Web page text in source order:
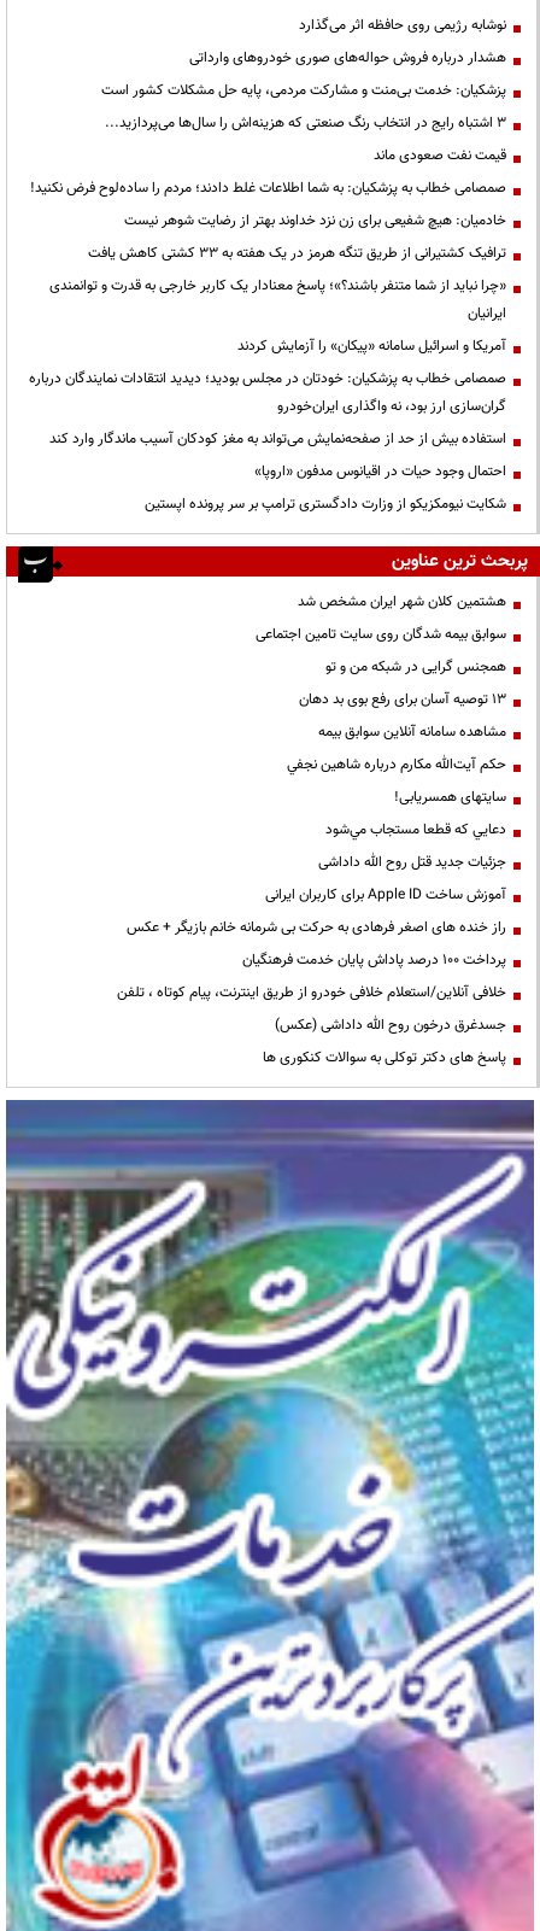
نوشابه رژیمی روی حافظه اثر می‌گذارد
هشدار درباره فروش حواله‌های صوری خودروهای وارداتی
پزشکیان: خدمت بی‌منت و مشارکت مردمی، پایه حل مشکلات کشور است
3 اشتباه رایج در انتخاب رنگ صنعتی که هزینه‌اش را سال‌ها می‌پردازید...
قیمت نفت صعودی ماند
صمصامی خطاب به پزشکیان: به شما اطلاعات غلط دادند؛ مردم را ساده‌لوح فرض نکنید!
خادمیان: هیچ شفیعی برای زن نزد خداوند بهتر از رضایت شوهر نیست
ترافیک کشتیرانی از طریق تنگه هرمز در یک هفته به ۳۳ کشتی کاهش یافت
«چرا نباید از شما متنفر باشند؟»؛ پاسخ معنادار یک کاربر خارجی به قدرت و توانمندی
ایرانیان
آمریکا و اسرائیل سامانه «پیکان» را آزمایش کردند
صمصامی خطاب به پزشکیان: خودتان در مجلس بودید؛ دیدید انتقادات نمایندگان درباره
گران‌سازی ارز بود، نه واگذاری ایران‌خودرو
استفاده بیش از حد از صفحه‌نمایش می‌تواند به مغز کودکان آسیب ماندگار وارد کند
احتمال وجود حیات در اقیانوس مدفون «اروپا»
شکایت نیومکزیکو از وزارت دادگستری ترامپ بر سر پرونده اپستین
پربحث ترین عناوین
هشتمین کلان شهر ایران مشخص شد
سوابق بیمه شدگان روی سایت تامین اجتماعی
همجنس گرایی در شبکه من و تو
13 توصیه آسان برای رفع بوی بد دهان
مشاهده سامانه آنلاين سوابق بیمه
حكم آيت‌الله مكارم درباره شاهين نجفي
سایتهای همسریابی!
دعايي كه قطعا مستجاب مي‌شود
جزئیات جدید قتل روح الله داداشی
آموزش ساخت Apple ID برای کاربران ایرانی
راز خنده های اصغر فرهادی به حرکت بی شرمانه خانم بازیگر + عکس
پرداخت ۱۰۰ درصد پاداش پایان خدمت فرهنگیان
خلافی آنلاین/استعلام خلافی خودرو از طریق اینترنت، پیام کوتاه ، تلفن
جسدغرق درخون روح الله داداشی (عکس)
پاسخ های دکتر توکلی به سوالات کنکوری ها